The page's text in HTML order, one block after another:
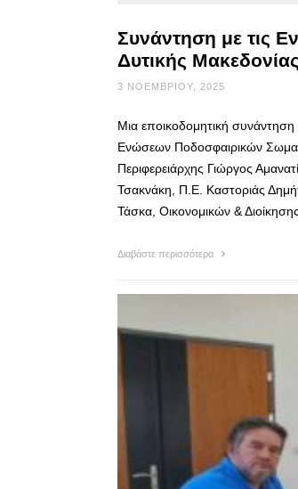
Συνάντηση με τις
Δυτικής
3 ΝΟΕΜΒΡΊΟΥ, 2025
Μια εποικοδομητική
Ενώσεων Ποδοσφαιρικών
Περιφερειάρχης Γιώργος
Τσακνάκη, Π.Ε. Καστοριάς
Τάσκα, Οικονομικών &
Διαβάστε περισσότερα